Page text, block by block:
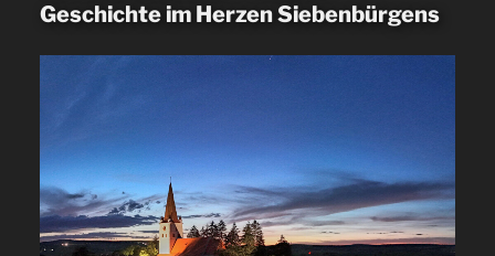
Geschichte im Herzen Siebenbürgens